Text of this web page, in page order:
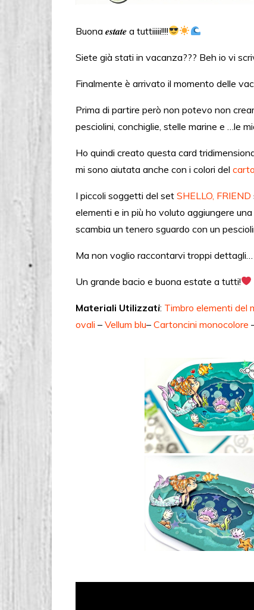
Buona 𝒆𝒔𝒕𝒂𝒕𝒆 a tuttiiiii!!!!
Siete già stati in vacanza??? Beh io vi
Finalmente è arrivato il momento delle
Prima di partire però non potevo non
pesciolini, conchiglie, stelle marine e …le
Ho quindi creato questa card
mi sono aiutata anche con i colori del
I piccoli soggetti del set SHELLO, FRIEND
elementi e in più ho voluto aggiungere
scambia un tenero sguardo con un
Ma non voglio raccontarvi troppi
Un grande bacio e buona estate a tutti!
Materiali Utilizzati: Timbro elementi del
ovali – Vellum blu– Cartoncini monocolore